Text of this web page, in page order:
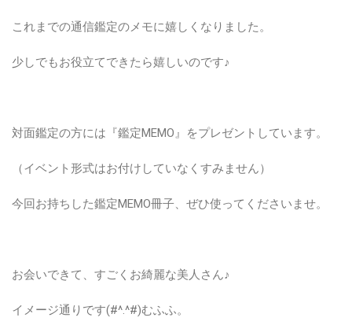
これまでの通信鑑定のメモに嬉しくなりました。
少しでもお役立てできたら嬉しいのです♪
対面鑑定の方には『鑑定MEMO』をプレゼントしています。
（イベント形式はお付けしていなくすみません）
今回お持ちした鑑定MEMO冊子、ぜひ使ってくださいませ。
お会いできて、すごくお綺麗な美人さん♪
イメージ通りです(#^.^#)むふふ。